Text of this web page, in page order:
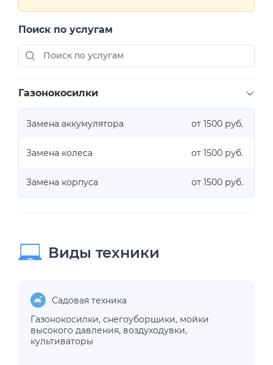
Поиск по услугам
Газонокосилки
Замена аккумулятора от 1500 руб.
Замена колеса от 1500 руб.
Замена корпуса от 1500 руб.
Виды техники
Садовая техника
Газонокосилки, снегоуборщики, мойки
высокого давления, воздуходувки,
культиваторы